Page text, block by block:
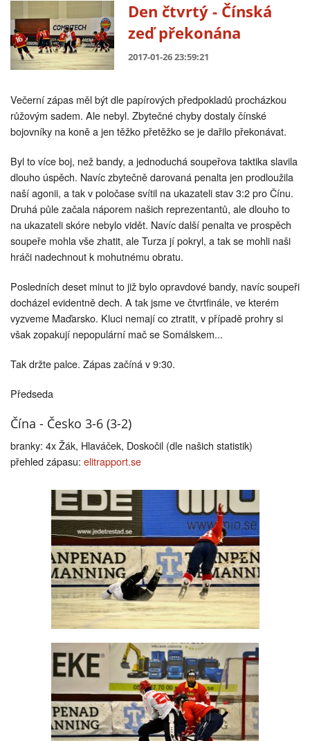
Den čtvrtý - Čínská
zeď překonána
2017-01-26 23:59:21
Večerní zápas měl být dle papírových předpokladů procházkou
růžovým sadem. Ale nebyl. Zbytečné chyby dostaly čínské
bojovníky na koně a jen těžko přetěžko se je dařilo překonávat.
Byl to více boj, než bandy, a jednoduchá soupeřova taktika slavila
dlouho úspěch. Navíc zbytečně darovaná penalta jen prodloužila
naší agonii, a tak v poločase svítil na ukazateli stav 3:2 pro Čínu.
Druhá půle začala náporem našich reprezentantů, ale dlouho to
na ukazateli skóre nebylo vidět. Navíc další penalta ve prospěch
soupeře mohla vše zhatit, ale Turza jí pokryl, a tak se mohli naši
hráči nadechnout k mohutnému obratu.
Posledních deset minut to již bylo opravdové bandy, navíc soupeři
docházel evidentně dech. A tak jsme ve čtvrtfinále, ve kterém
vyzveme Maďarsko. Kluci nemají co ztratit, v případě prohry si
však zopakují nepopulární mač se Somálskem...
Tak držte palce. Zápas začíná v 9:30.
Předseda
Čína - Česko 3-6 (3-2)
branky: 4x Žák, Hlaváček, Doskočil (dle našich statistik)
přehled zápasu: elitrapport.se